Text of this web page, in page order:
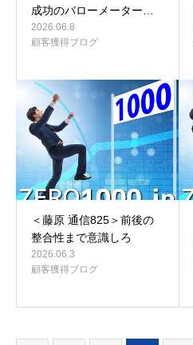
成功のバローメーター…
2026.06.8
顧客獲得ブログ
＜藤原 通信825＞前後の
整合性まで意識しろ
2026.06.3
顧客獲得ブログ